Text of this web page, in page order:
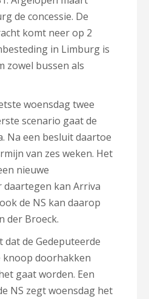
de concessie. De
komt neer op 2
in Limburg is
zowel bussen als
woensdag twee
scenario gaat de
Na een besluit daartoe
van zes weken. Het
nieuwe
daartegen kan Arriva
de NS kan daarop
der Broeck.
dat de Gedeputeerde
knoop doorhakken
gaat worden. Een
NS zegt woensdag het